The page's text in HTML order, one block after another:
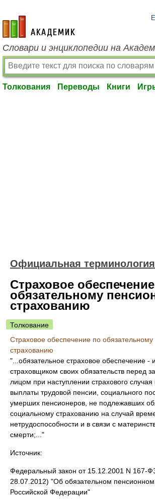
academic.ru
Словари и энциклопедии на
Толкования Переводы Книги
Официальная терминология
Страховое
обязательному
страхованию
Толкование
Страховое обеспечение по
страхованию
"...обязательное страховое обеспечение -
страховщиком своих обязательств перед
лицом при наступлении страхового случая
выплаты трудовой пенсии, социального
умерших пенсионеров, не подлежавших
социальному страхованию на случай
нетрудоспособности и в связи с
смерти;..."
Источник:
Федеральный закон от 15.12.2001 N 167-
28.07.2012) "Об обязательном пенсионном
Российской Федерации"